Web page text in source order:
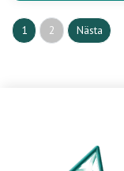
1 2 Nästa